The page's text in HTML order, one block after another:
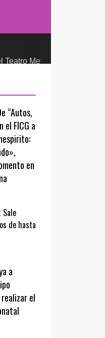
“Autos,
el FICG a
en
Sale
de hasta
a
el